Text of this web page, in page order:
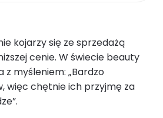
kojarzy się ze sprzedażą
cenie. W świecie beauty
myśleniem: „Bardzo
więc chętnie ich przyjmę za